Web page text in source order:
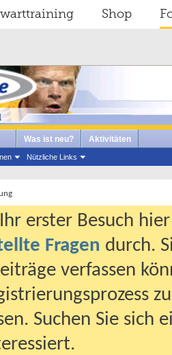
Shop
Nützliche Links
Was ist neu? Aktivitäten
erster Besuch
Fragen durch.
verfassen
Suchen Sie sich